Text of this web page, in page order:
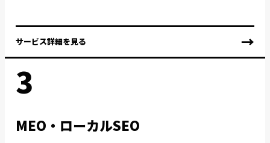
サービス詳細を見る →
3
MEO・ローカルSEO